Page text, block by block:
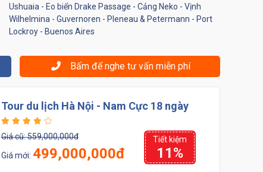
Ushuaia - Eo biển Drake Passage - Cảng Neko - Vịnh
Wilhelmina - Guvernoren - Pleneau & Petermann - Port
Lockroy - Buenos Aires
Bấm để nghe tư vấn miễn phí
Tour du lịch Hà Nội - Nam Cực 18 ngày
Giá cũ:559,000,000đ
Giá mới: 499,000,000đ
Tiết kiệm
11%